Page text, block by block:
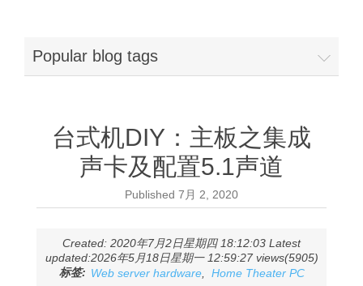
Popular blog tags
台式机DIY：主板之集成
声卡及配置5.1声道
Published 7月 2, 2020
Created: 2020年7月2日星期四 18:12:03 Latest
updated:2026年5月18日星期一 12:59:27 views(5905)
标签: Web server hardware, Home Theater PC